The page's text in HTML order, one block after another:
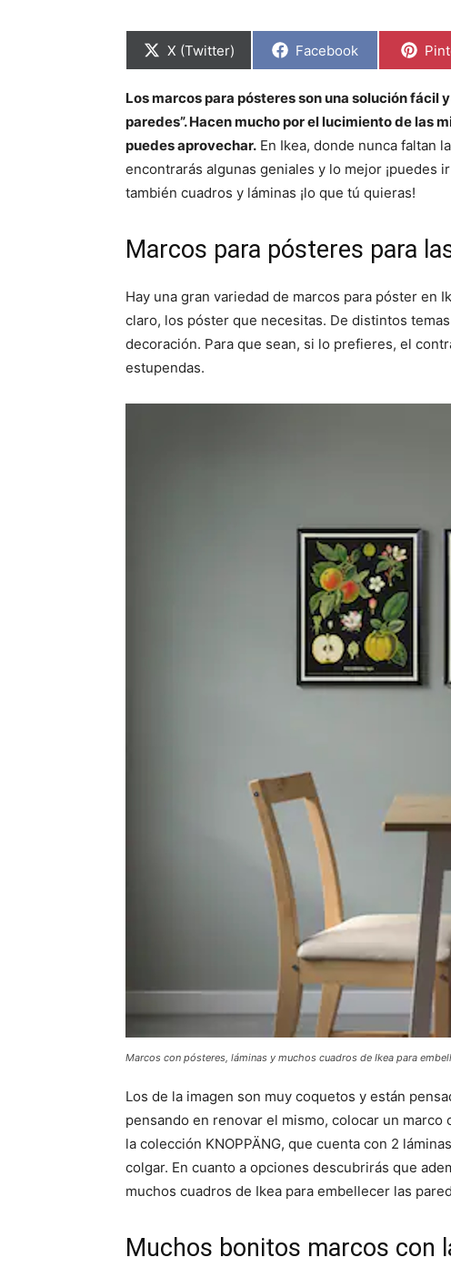
C
a
r
t
i
e
n
X (Twitter) C
a
r
t
i
e
Facebook C
a
r
t
i
e
Los marcos para pósteres son una solución fácil
paredes”. Hacen mucho por el lucimiento de las
puedes aprovechar. En Ikea, donde nunca faltan
encontrarás algunas geniales y lo mejor ¡puedes
también cuadros y láminas ¡lo que tú quieras!
Marcos para pósteres para
Hay una gran variedad de marcos para póster en
claro, los póster que necesitas. De distintos
decoración. Para que sean, si lo prefieres, el
estupendas.
Marcos con pósteres, láminas y muchos cuadros de Ikea para
Los de la imagen son muy coquetos y están
pensando en renovar el mismo, colocar un
la colección KNOPPÄNG, que cuenta con 2
colgar. En cuanto a opciones descubrirás que
muchos cuadros de Ikea para embellecer las
Muchos bonitos marcos con